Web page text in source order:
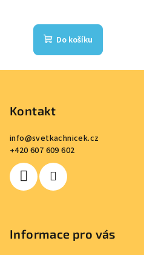
Do košíku
Kontakt
info@svetkachnicek.cz
+420 607 609 602
Informace pro vás